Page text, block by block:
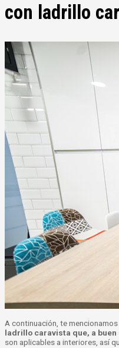
con ladrillo
A continuación, te
ladrillo caravista que, a
son aplicables a interiores, así